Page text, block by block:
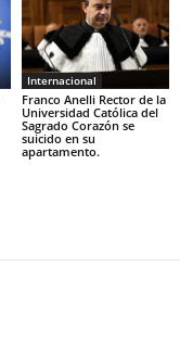
Internacional
Franco Anelli Rector de la
Universidad Católica del
Sagrado Corazón se
suicido en su
apartamento.